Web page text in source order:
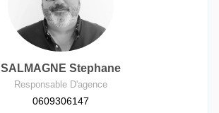
SALMAGNE Stephane
Responsable D'agence
0609306147